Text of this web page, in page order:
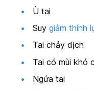
Ù tai
Suy giảm thính
Tai chảy dịch
Tai có mùi khó
Ngứa tai